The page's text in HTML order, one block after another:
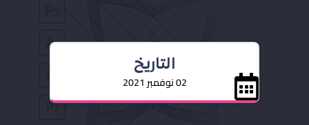
التاريخ
02 نوفمبر 2021